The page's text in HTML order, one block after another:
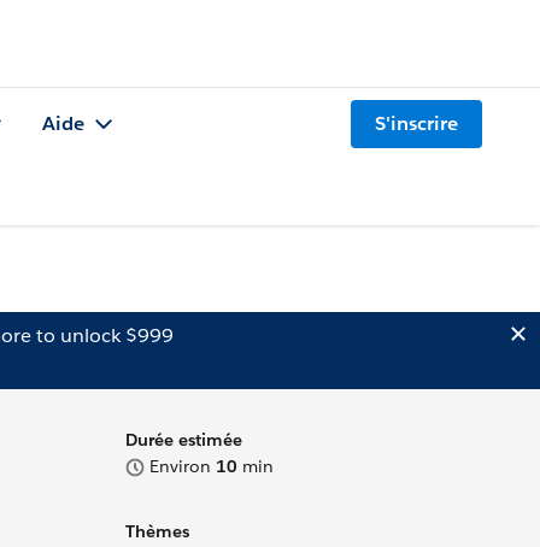
Aide S'inscrire
to unlock $999
Durée estimée
Environ 10 min
Thèmes